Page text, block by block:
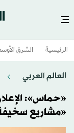
الرئيسية الشرق
العالم العربي
«حماس»:
«مشاريع